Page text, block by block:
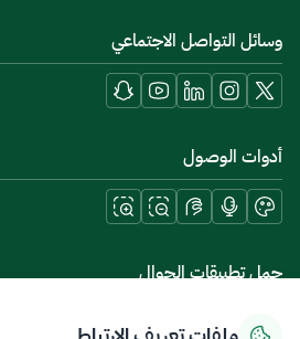
وسائل التواصل الاجتماعي
أدوات الوصول
حمل تطبيقات الجوال